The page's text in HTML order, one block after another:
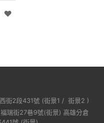
街2段431號 (街景1 / 街景2 )
瑞街27巷9號(街景) 高雄分倉